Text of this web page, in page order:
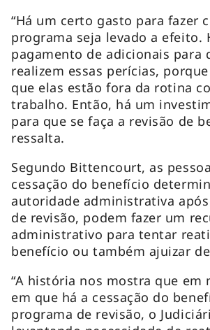
“Há um certo gasto para fazer
programa seja levado a efeito.
pagamento de adicionais para
realizem essas perícias,
que elas estão fora da rotina
trabalho. Então, há um
para que se faça a revisão de
ressalta.
Segundo Bittencourt, as
cessação do benefício
autoridade administrativa
de revisão, podem fazer um
administrativo para tentar
benefício ou também ajuizar
“A história nos mostra que em
em que há a cessação do
programa de revisão, o